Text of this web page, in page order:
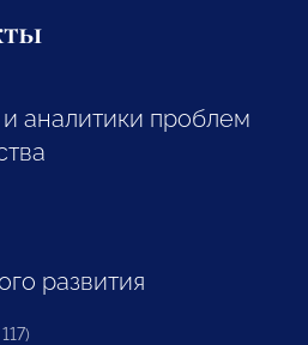
аналитики проблем
развития